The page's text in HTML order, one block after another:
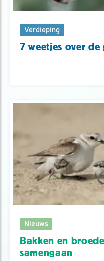
Verdieping
7 weetjes over
Nieuws
Bakken en
samengaan